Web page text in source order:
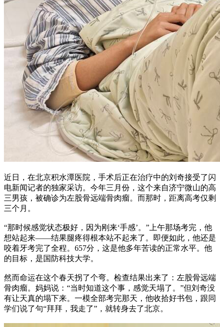
近日，在北京积水潭医院，手术后正在治疗中的刘奇接受了闪
电新闻记者的独家采访。今年三月份，这个来自济宁微山的高
三男孩，被确诊为左股骨远端骨肉瘤。而那时，距离高考仅剩
三个月。
“那时候感觉状态极好，因为刚来‘手感’。”上午那场考完，他
想站起来——结果腿疼得根本站不起来了。即便如此，他还是
咬着牙考完了全程。657分，这是他多年苦读的正常水平。他
的目标，是国防科技大学。
然而命运在这个春天拐了个弯。检查结果出来了：左股骨远端
骨肉瘤。妈妈说：“当时知道这个事，感觉天塌了。”但刘奇没
有让天真的塌下来。一模全部考完那天，他收拾好书包，跟同
学们说了句“拜拜，我走了”，就转身去了北京。